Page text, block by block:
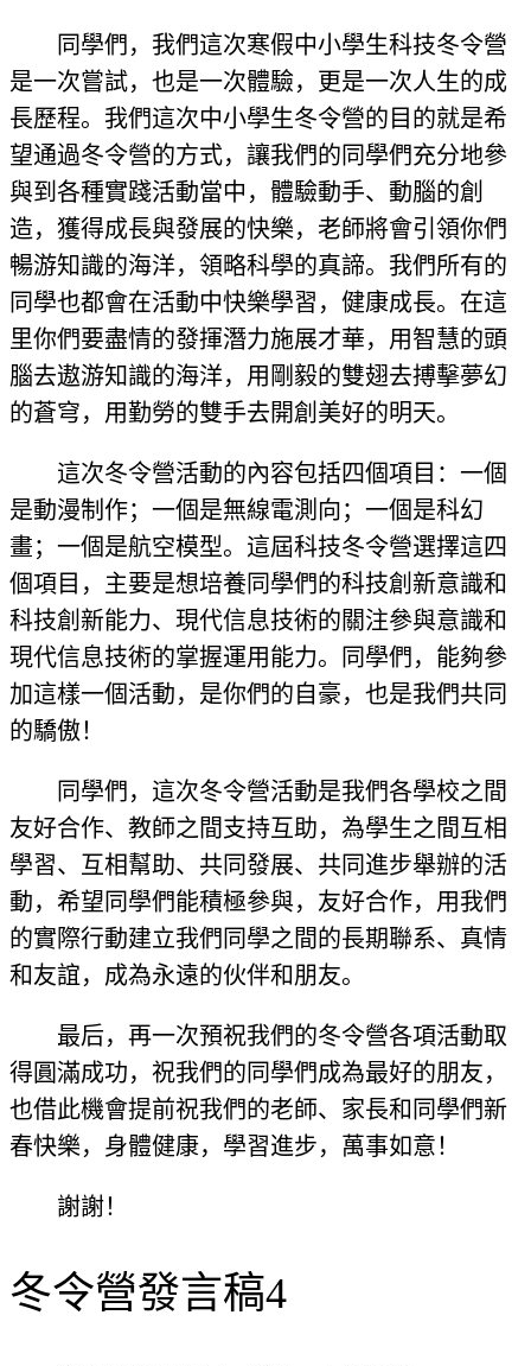
同學們，我們這次寒假中小學生科技冬令營
是一次嘗試，也是一次體驗，更是一次人生的成
長歷程。我們這次中小學生冬令營的目的就是希
望通過冬令營的方式，讓我們的同學們充分地參
與到各種實踐活動當中，體驗動手、動腦的創
造，獲得成長與發展的快樂，老師將會引領你們
暢游知識的海洋，領略科學的真諦。我們所有的
同學也都會在活動中快樂學習，健康成長。在這
里你們要盡情的發揮潛力施展才華，用智慧的頭
腦去遨游知識的海洋，用剛毅的雙翅去搏擊夢幻
的蒼穹，用勤勞的雙手去開創美好的明天。
這次冬令營活動的內容包括四個項目：一個
是動漫制作；一個是無線電測向；一個是科幻
畫；一個是航空模型。這屆科技冬令營選擇這四
個項目，主要是想培養同學們的科技創新意識和
科技創新能力、現代信息技術的關注參與意識和
現代信息技術的掌握運用能力。同學們，能夠參
加這樣一個活動，是你們的自豪，也是我們共同
的驕傲！
同學們，這次冬令營活動是我們各學校之間
友好合作、教師之間支持互助，為學生之間互相
學習、互相幫助、共同發展、共同進步舉辦的活
動，希望同學們能積極參與，友好合作，用我們
的實際行動建立我們同學之間的長期聯系、真情
和友誼，成為永遠的伙伴和朋友。
最后，再一次預祝我們的冬令營各項活動取
得圓滿成功，祝我們的同學們成為最好的朋友，
也借此機會提前祝我們的老師、家長和同學們新
春快樂，身體健康，學習進步，萬事如意！
謝謝！
冬令營發言稿4